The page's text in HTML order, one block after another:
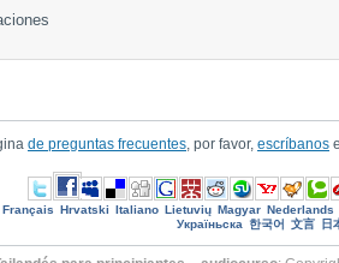
de preguntas frecuentes , por favor, escríbanos
Français Hrvatski Italiano Lietuvių Magyar Nederlands
Україньска 한국어 文言 日